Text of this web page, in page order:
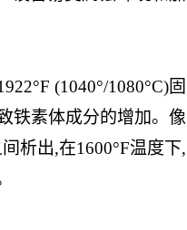
(1040°/1080°C)固
铁素体成分的增加。像
析出,在1600°F温度下,